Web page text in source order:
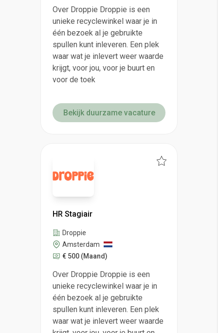
Over Droppie Droppie is een
unieke recyclewinkel waar je in
één bezoek al je gebruikte
spullen kunt inleveren. Een plek
waar wat je inlevert weer waarde
krijgt, voor jou, voor je buurt en
voor de toek
Bekijk duurzame vacature
HR Stagiair
Droppie
Amsterdam
€ 500 (Maand)
Over Droppie Droppie is een
unieke recyclewinkel waar je in
één bezoek al je gebruikte
spullen kunt inleveren. Een plek
waar wat je inlevert weer waarde